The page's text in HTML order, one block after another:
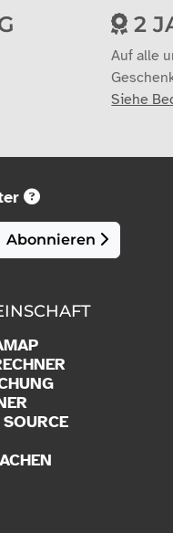
2
Auf alle
Siehe
Abonnieren